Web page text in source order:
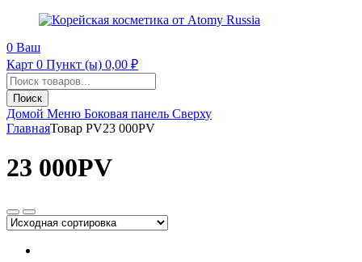
0 Ваш
Карт 0 Пункт (ы) 0,00 ₽
Поиск
продуктов
Поиск
Домой Меню Боковая панель Сверху
ГлавнаяТовар PV23 000PV
23 000PV